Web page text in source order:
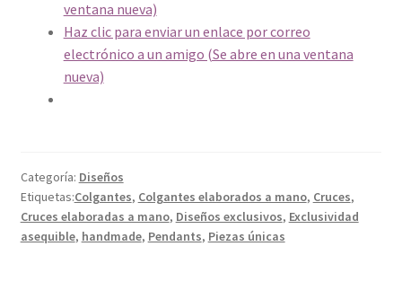
ventana nueva)
Haz clic para enviar un enlace por correo
electrónico a un amigo (Se abre en una ventana
nueva)
Categoría: Diseños
Etiquetas:Colgantes, Colgantes elaborados a mano, Cruces,
Cruces elaboradas a mano, Diseños exclusivos, Exclusividad
asequible, handmade, Pendants, Piezas únicas